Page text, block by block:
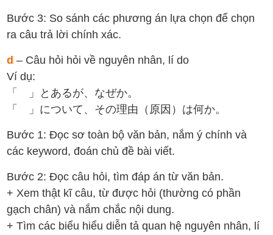
Bước 3: So sánh các phương án lựa chọn để chọn
ra câu trả lời chính xác.
d – Câu hỏi hỏi về nguyên nhân, lí do
Ví dụ:
「 」とあるが、なぜか。
「 」について、その理由（原因）は何か。
Bước 1: Đọc sơ toàn bộ văn bản, nắm ý chính và
các keyword, đoán chủ đề bài viết.
Bước 2: Đọc câu hỏi, tìm đáp án từ văn bản.
+ Xem thật kĩ câu, từ được hỏi (thường có phần
gạch chân) và nắm chắc nội dung.
+ Tìm các biểu hiểu diễn tả quan hệ nguyên nhân, lí